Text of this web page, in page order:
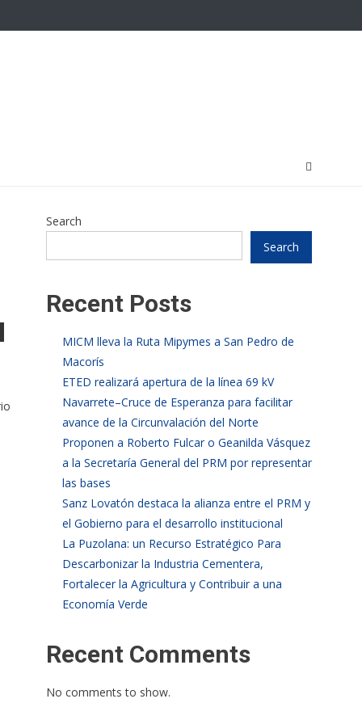
Search
Search
Recent Posts
MICM lleva la Ruta Mipymes a San Pedro de
Macorís
ETED realizará apertura de la línea 69 kV
Navarrete–Cruce de Esperanza para facilitar
avance de la Circunvalación del Norte
Proponen a Roberto Fulcar o Geanilda Vásquez
a la Secretaría General del PRM por representar
las bases
​Sanz Lovatón destaca la alianza entre el PRM y
el Gobierno para el desarrollo institucional
La Puzolana: un Recurso Estratégico Para
Descarbonizar la Industria Cementera,
Fortalecer la Agricultura y Contribuir a una
Economía Verde
Recent Comments
No comments to show.